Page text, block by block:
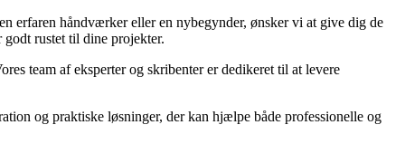
erfaren håndværker eller en nybegynder, ønsker vi at give dig de
rustet til dine projekter.
team af eksperter og skribenter er dedikeret til at levere
og praktiske løsninger, der kan hjælpe både professionelle og